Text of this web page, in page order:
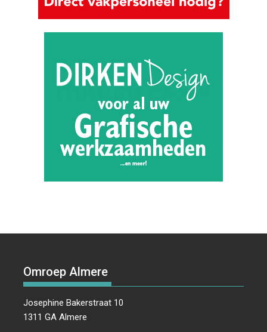
Omroep Almere
Josephine Bakerstraat 10
1311 GA Almere